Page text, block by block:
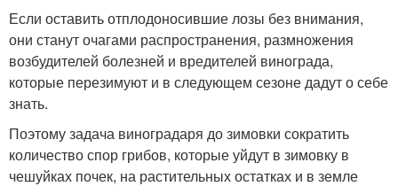
Если оставить отплодоносившие лозы без внимания,
они станут очагами распространения, размножения
возбудителей болезней и вредителей винограда,
которые перезимуют и в следующем сезоне дадут о себе
знать.
Поэтому задача виноградаря до зимовки сократить
количество спор грибов, которые уйдут в зимовку в
чешуйках почек, на растительных остатках и в земле